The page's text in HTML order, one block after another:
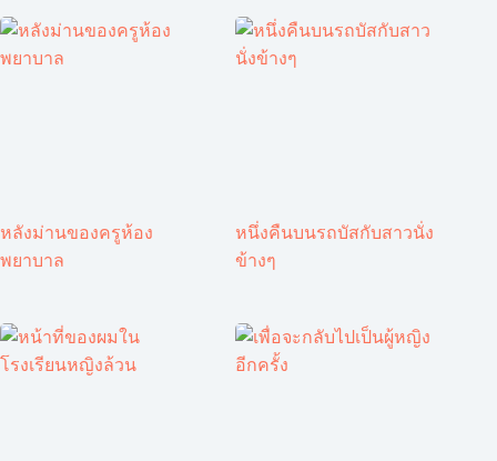
หลังม่านของครูห้อง
พยาบาล
หนึ่งคืนบนรถบัสกับสาวนั่ง
ข้างๆ